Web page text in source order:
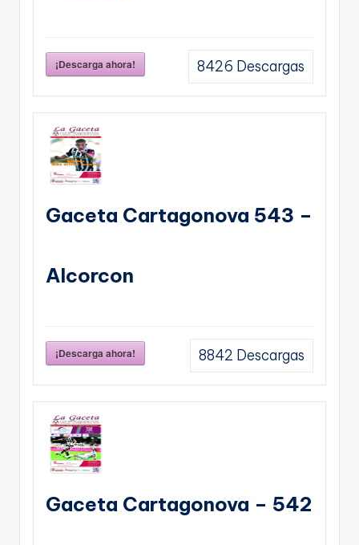
¡Descarga ahora! 8426 Descargas
Gaceta Cartagonova 543 –
Alcorcon
¡Descarga ahora! 8842 Descargas
Gaceta Cartagonova – 542